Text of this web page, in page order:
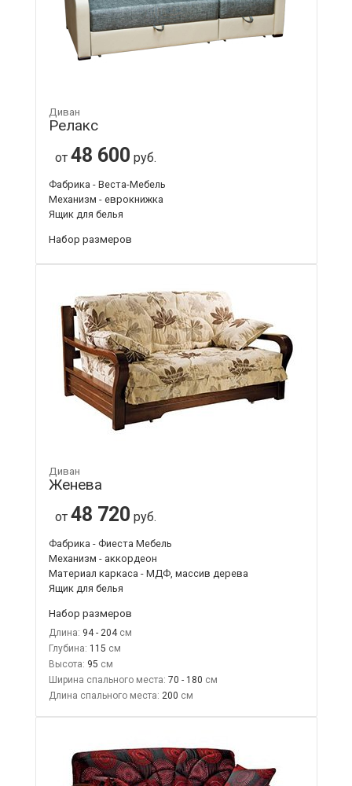
Диван
Релакс
от 48 600 руб.
Фабрика - Веста-Мебель
Механизм - еврокнижка
Ящик для белья
Набор размеров
Диван
Женева
от 48 720 руб.
Фабрика - Фиеста Мебель
Механизм - аккордеон
Материал каркаса - МДФ, массив дерева
Ящик для белья
Набор размеров
Длина: 94 - 204
Глубина: 115
Высота: 95
Ширина спального места: 70 - 180
Длина спального места: 200